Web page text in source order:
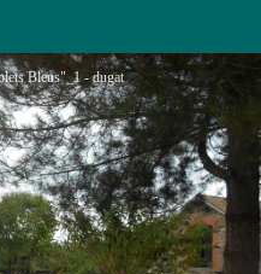
Bleus"_1 - dugat